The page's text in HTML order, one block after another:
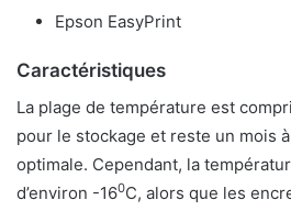
Epson EasyPrint
Caractéristiques
La plage de température est
pour le stockage et reste un mois
optimale. Cependant, la
d’environ -160C, alors que les